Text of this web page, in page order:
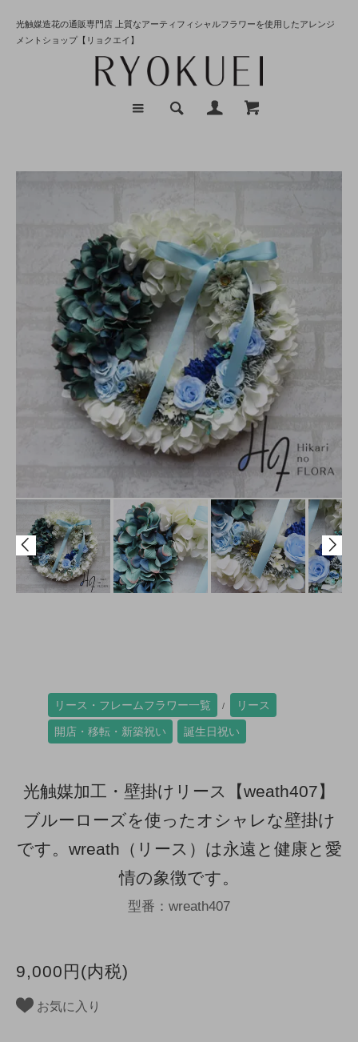
光触媒造花の通販専門店 上質なアーティフィシャルフラワーを使用したアレンジ
メントショップ【リョクエイ】
リース・フレームフラワー一覧 / リース
開店・移転・新築祝い 誕生日祝い
光触媒加工・壁掛けリース【weath407】
ブルーローズを使ったオシャレな壁掛け
です。wreath（リース）は永遠と健康と愛
情の象徴です。
型番：wreath407
9,000円(内税)
お気に入り